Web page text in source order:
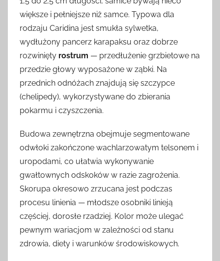
większe i pełniejsze niż samce. Typowa dla
rodzaju Caridina jest smukła sylwetka,
wydłużony pancerz karapaksu oraz dobrze
rozwinięty rostrum — przedłużenie grzbietowe na
przedzie głowy wyposażone w ząbki. Na
przednich odnóżach znajdują się szczypce
(chelipedy), wykorzystywane do zbierania
pokarmu i czyszczenia.
Budowa zewnętrzna obejmuje segmentowane
odwłoki zakończone wachlarzowatym telsonem i
uropodami, co ułatwia wykonywanie
gwałtownych odskoków w razie zagrożenia.
Skorupa okresowo zrzucana jest podczas
procesu linienia — młodsze osobniki linieją
częściej, dorosłe rzadziej. Kolor może ulegać
pewnym wariacjom w zależności od stanu
zdrowia, diety i warunków środowiskowych.